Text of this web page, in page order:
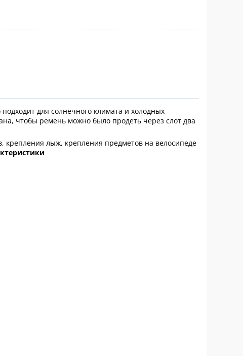
для солнечного климата и холодных
чтобы ремень можно было продеть через слот два
крепления лыж, крепления предметов на велосипеде